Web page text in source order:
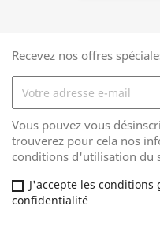
Recevez nos offres
Vous pouvez vous
trouverez pour cela nos
conditions d'utilisation du
J'accepte les
confidentialité